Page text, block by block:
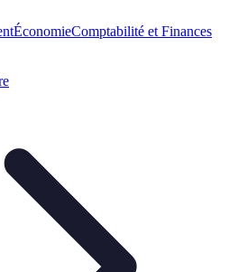
ÉconomieComptabilité et Finances